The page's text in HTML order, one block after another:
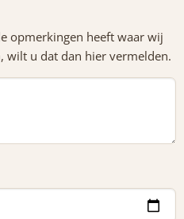
opmerkingen heeft waar wij
wilt u dat dan hier vermelden.